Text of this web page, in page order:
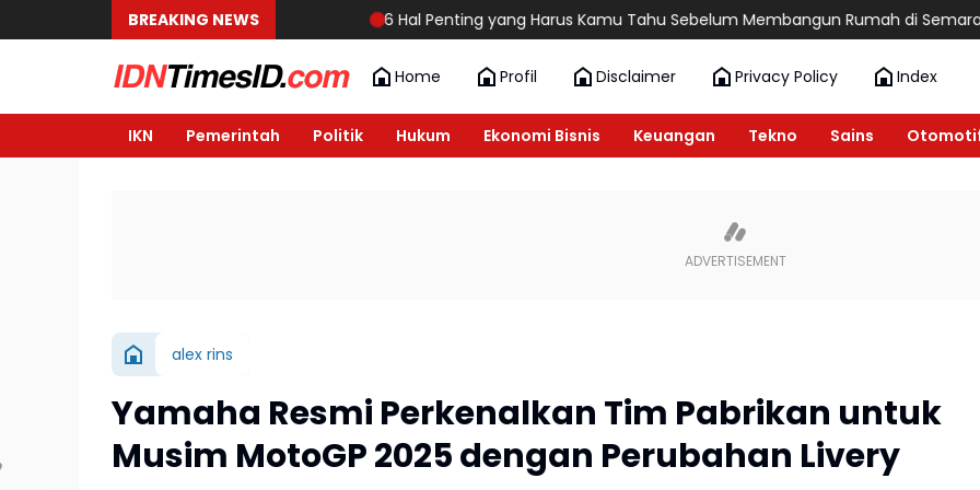
BREAKING NEWS 6 Hal Penting yang Harus Kamu Tahu Sebelum Membangun Rumah di Semarang 6
Home Profil Disclaimer Privacy Policy Index
IKN Pemerintah Politik Hukum Ekonomi Bisnis Keuangan Tekno Sains
alex rins
Yamaha Resmi Perkenalkan Tim Pabrikan untuk
Musim MotoGP 2025 dengan Perubahan Livery